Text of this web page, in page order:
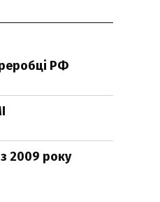
РФ
2009 року